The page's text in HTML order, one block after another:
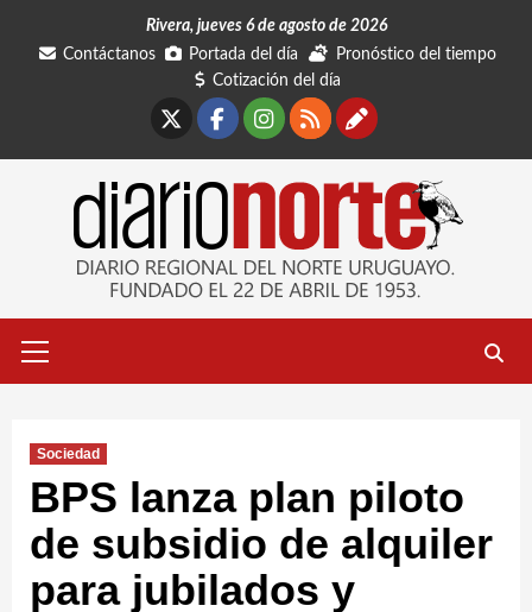
Rivera, jueves 6 de agosto de 2026
Contáctanos
Portada del día
Pronóstico del tiempo
Cotización del día
Facebook
Instagram
RSSContáctanos
primario
Sociedad
BPS lanza plan piloto
de subsidio de alquiler
para jubilados y